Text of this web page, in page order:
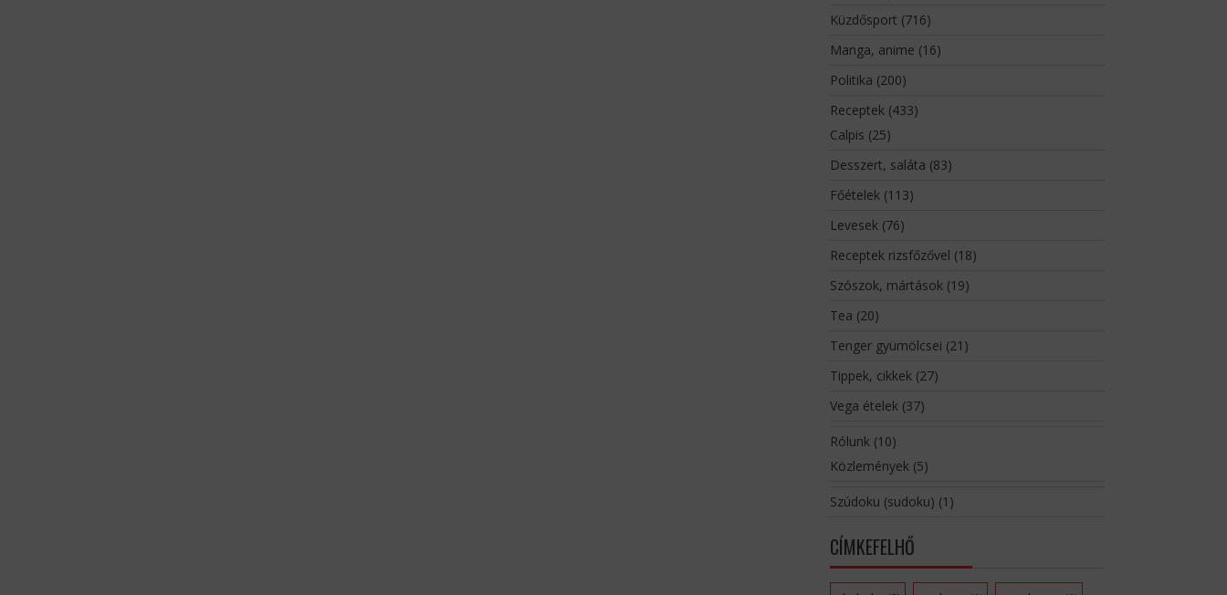
Küzdősport (716)
Manga, anime (16)
Politika (200)
Receptek(433)
Calpis (25)
Desszert, saláta (83)
Főételek(113)
Levesek(76)
Receptek rizsfőzővel (18)
Szószok, mártások(19)
Tea (20)
Tenger gyümölcsei (21)
Tippek, cikkek(27)
Vega ételek(37)
Rólunk(10)
Közlemények(5)
Szúdoku (sudoku) (1)
CÍMKEFELHŐ